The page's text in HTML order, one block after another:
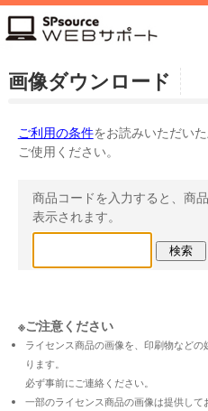
画像ダウンロード
ご利用の条件をお読みいただい
ご使用ください。
商品コードを入力すると、商
表示されます。
※ご注意ください
ライセンス商品の画像を、印刷物など
ります。
必ず事前にご連絡ください。
一部のライセンス商品の画像は提供して